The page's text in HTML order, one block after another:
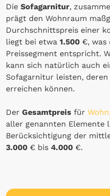
Die Sofagarnitur,
prägt den Wohnraum
Durchschnittspreis einer
liegt bei etwa 1.500 €, was
Preissegment entspricht.
kann sich natürlich auch
Sofagarnitur leisten,
erreichen können.
Der Gesamtpreis für
aller genannten Elemente
Berücksichtigung der
3.000 € bis 4.000 €.